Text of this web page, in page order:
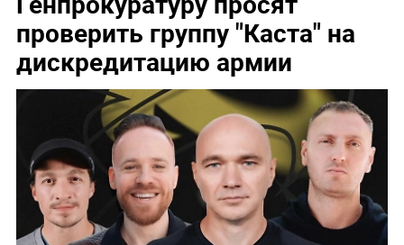
проверить группу "Каста" на
дискредитацию армии